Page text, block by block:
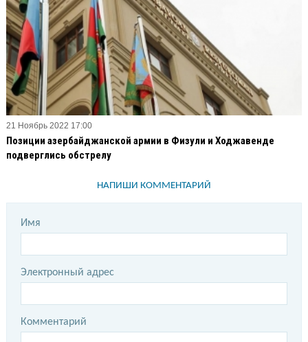
21 Ноябрь 2022 17:00
Позиции азербайджанской армии в Физули и Ходжавенде
подверглись обстрелу
НАПИШИ КОММЕНТАРИЙ
Имя
Электронный адрес
Комментарий